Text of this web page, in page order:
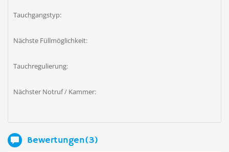
Tauchgangstyp:
Nächste Füllmöglichkeit:
Tauchregulierung:
Nächster Notruf / Kammer:
Bewertungen(3)